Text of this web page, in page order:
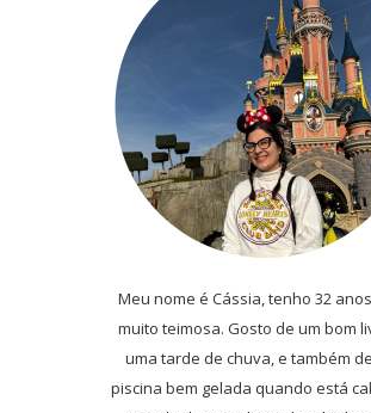
Meu nome é Cássia, tenho 32
muito teimosa. Gosto de um bom
uma tarde de chuva, e também
piscina bem gelada quando está